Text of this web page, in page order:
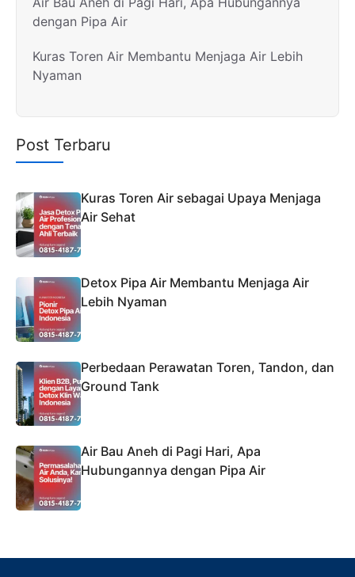
dengan Pipa Air
Kuras Toren Air Membantu Menjaga Air Lebih
Nyaman
Post Terbaru
Kuras Toren Air sebagai Upaya Menjaga
Air Sehat
Detox Pipa Air Membantu Menjaga Air
Lebih Nyaman
Perbedaan Perawatan Toren, Tandon, dan
Ground Tank
Air Bau Aneh di Pagi Hari, Apa
Hubungannya dengan Pipa Air